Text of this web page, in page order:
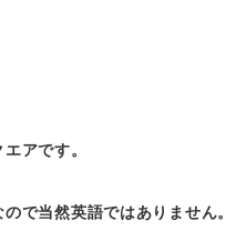
アです。
で当然英語ではありません。